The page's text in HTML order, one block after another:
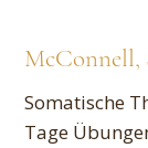
McConnell,
Somatische
Tage